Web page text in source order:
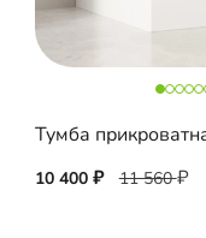
Тумба
10 400 11 560